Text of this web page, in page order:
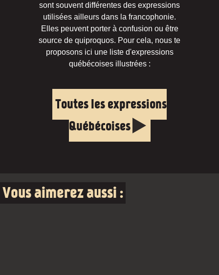
sont souvent différentes des expressions
utilisées ailleurs dans la francophonie.
Elles peuvent porter à confusion ou être
source de quiproquos. Pour cela, nous te
proposons ici une liste d'expressions
québécoises illustrées :
Toutes les expressions
Québécoises
Vous aimerez aussi :